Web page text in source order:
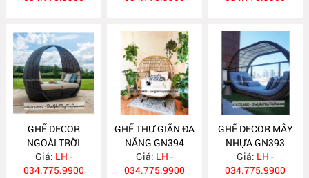
GHẾ DECOR
NGOÀI TRỜI
GN395
Giá: LH -
034.775.9900
GHẾ THƯ GIÃN ĐA
NĂNG GN394
Giá: LH -
034.775.9900
GHẾ DECOR MÂY
NHỰA GN393
Giá: LH -
034.775.9900